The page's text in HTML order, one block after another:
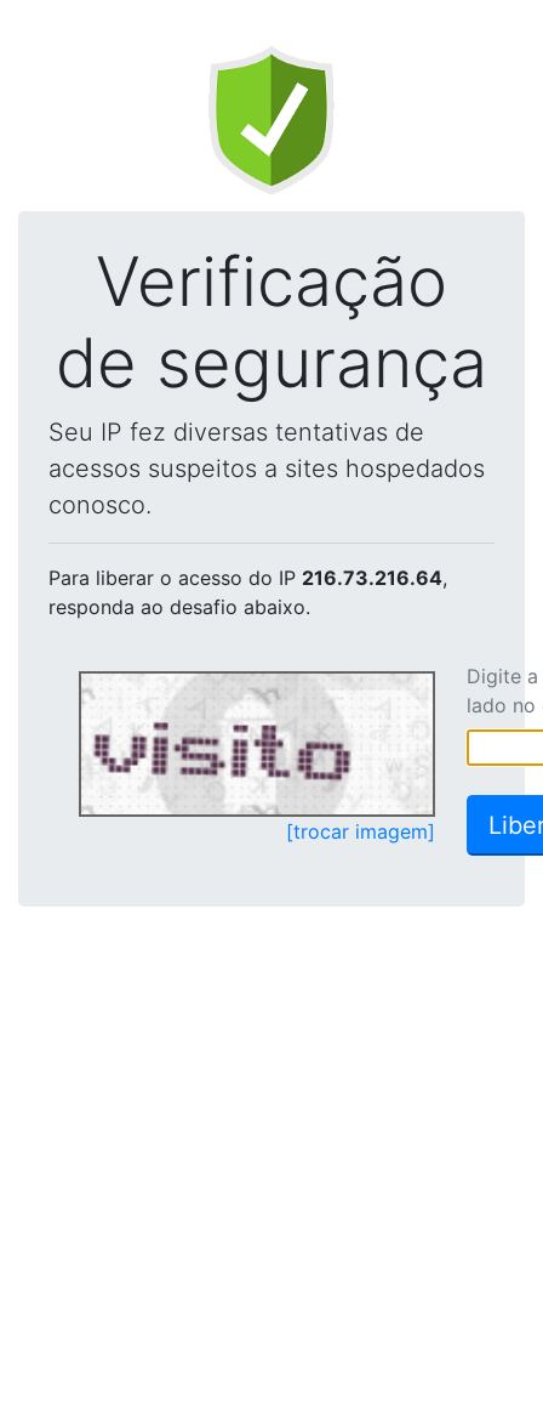
Verificação
de segurança
Seu IP fez diversas tentativas de
acessos suspeitos a sites hospedados
conosco.
Para liberar o acesso do IP 216.73.216.64,
responda ao desafio abaixo.
[trocar imagem]
Digite
lado no